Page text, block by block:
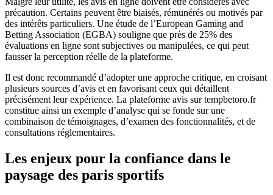
précaution. Certains peuvent être biaisés, rémunérés ou motivés par
des intérêts particuliers. Une étude de l’European Gaming and
Betting Association (EGBA) souligne que près de 25% des
évaluations en ligne sont subjectives ou manipulées, ce qui peut
fausser la perception réelle de la plateforme.
Il est donc recommandé d’adopter une approche critique, en croisant
plusieurs sources d’avis et en favorisant ceux qui détaillent
précisément leur expérience. La plateforme avis sur tempbetoro.fr
constitue ainsi un exemple d’analyse qui se fonde sur une
combinaison de témoignages, d’examen des fonctionnalités, et de
consultations réglementaires.
Les enjeux pour la confiance dans le
paysage des paris sportifs